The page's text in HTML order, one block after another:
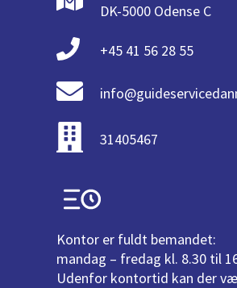
DK-5000 Odense C
+45 41 56 28 55
31405467
Kontor er fuldt bemandet:
mandag – fredag kl. 8.30 til
Udenfor kontortid kan der